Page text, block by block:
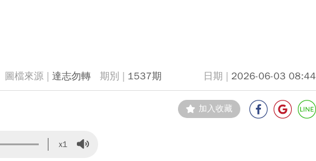
達志勿轉 1537期 2026-06-03 08:44
加入收藏
x1